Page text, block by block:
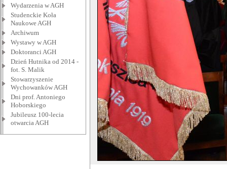
Wydarzenia w AGH
Studenckie Koła
Naukowe AGH
Archiwum
Wystawy w AGH
Doktoranci AGH
Dzień Hutnika od 2014 -
fot. S. Malik
Stowarzyszenie
Wychowanków AGH
Dni prof. Antoniego
Hoborskiego
Jubileusz 100-lecia
otwarcia AGH